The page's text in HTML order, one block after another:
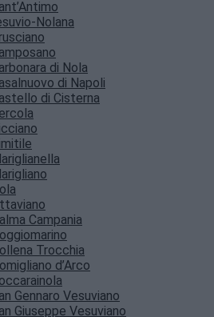
Nolana
di Nola
di Napoli
di Cisterna
Campania
Trocchia
d’Arco
Gennaro Vesuviano
Giuseppe Vesuviano